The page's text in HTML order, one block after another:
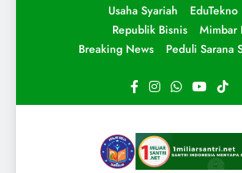
Usaha Syariah
EduTekno
Republik Bisnis
Mimbar
Breaking News
Peduli Sarana